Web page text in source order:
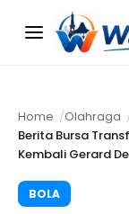
Menu
Home Olahraga
Berita Bursa
Kembali Gerard
BOLA